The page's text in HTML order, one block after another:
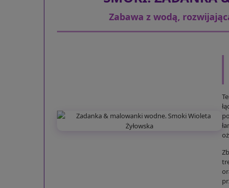
Zabawa z wodą,